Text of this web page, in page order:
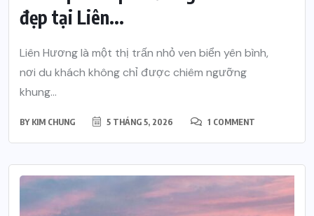
đẹp tại Liên...
Liên Hương là một thị trấn nhỏ ven biển yên bình,
nơi du khách không chỉ được chiêm ngưỡng
khung...
BY KIM CHUNG 5 THÁNG 5, 2026 1 COMMENT